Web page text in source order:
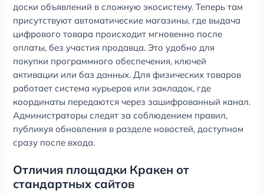
доски объявлений в сложную экосистему. Теперь там
присутствуют автоматические магазины, где выдача
цифрового товара происходит мгновенно после
оплаты, без участия продавца. Это удобно для
покупки программного обеспечения, ключей
активации или баз данных. Для физических товаров
работает система курьеров или закладок, где
координаты передаются через зашифрованный канал.
Администраторы следят за соблюдением правил,
публикуя обновления в разделе новостей, доступном
сразу после входа.
Отличия площадки Кракен от
стандартных сайтов